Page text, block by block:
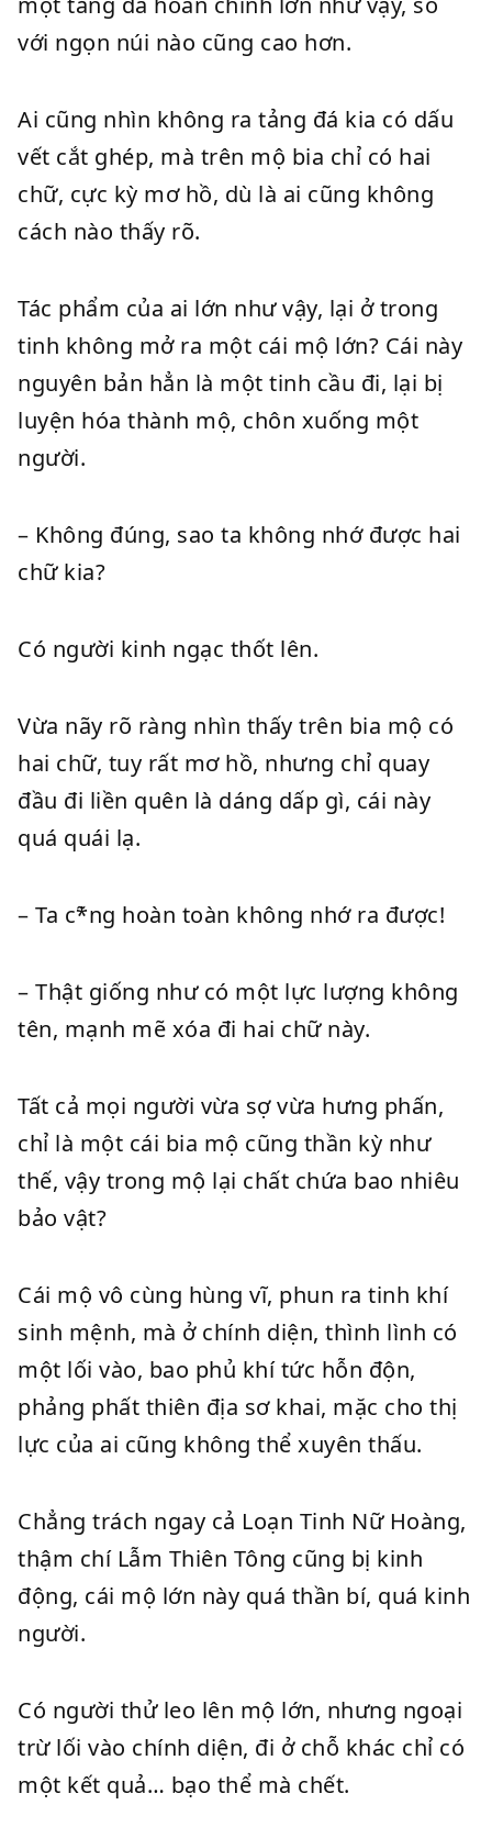
với ngọn núi nào cũng cao hơn.
Ai cũng nhìn không ra tảng đá kia có dấu
vết cắt ghép, mà trên mộ bia chỉ có hai
chữ, cực kỳ mơ hồ, dù là ai cũng không
cách nào thấy rõ.
Tác phẩm của ai lớn như vậy, lại ở trong
tinh không mở ra một cái mộ lớn? Cái này
nguyên bản hẳn là một tinh cầu đi, lại bị
luyện hóa thành mộ, chôn xuống một
người.
– Không đúng, sao ta không nhớ được hai
chữ kia?
Có người kinh ngạc thốt lên.
Vừa nãy rõ ràng nhìn thấy trên bia mộ có
hai chữ, tuy rất mơ hồ, nhưng chỉ quay
đầu đi liền quên là dáng dấp gì, cái này
quá quái lạ.
– Ta c*̃ng hoàn toàn không nhớ ra được!
– Thật giống như có một lực lượng không
tên, mạnh mẽ xóa đi hai chữ này.
Tất cả mọi người vừa sợ vừa hưng phấn,
chỉ là một cái bia mộ cũng thần kỳ như
thế, vậy trong mộ lại chất chứa bao nhiêu
bảo vật?
Cái mộ vô cùng hùng vĩ, phun ra tinh khí
sinh mệnh, mà ở chính diện, thình lình có
một lối vào, bao phủ khí tức hỗn độn,
phảng phất thiên địa sơ khai, mặc cho thị
lực của ai cũng không thể xuyên thấu.
Chẳng trách ngay cả Loạn Tinh Nữ Hoàng,
thậm chí Lẫm Thiên Tông cũng bị kinh
động, cái mộ lớn này quá thần bí, quá kinh
người.
Có người thử leo lên mộ lớn, nhưng ngoại
trừ lối vào chính diện, đi ở chỗ khác chỉ có
một kết quả… bạo thể mà chết.